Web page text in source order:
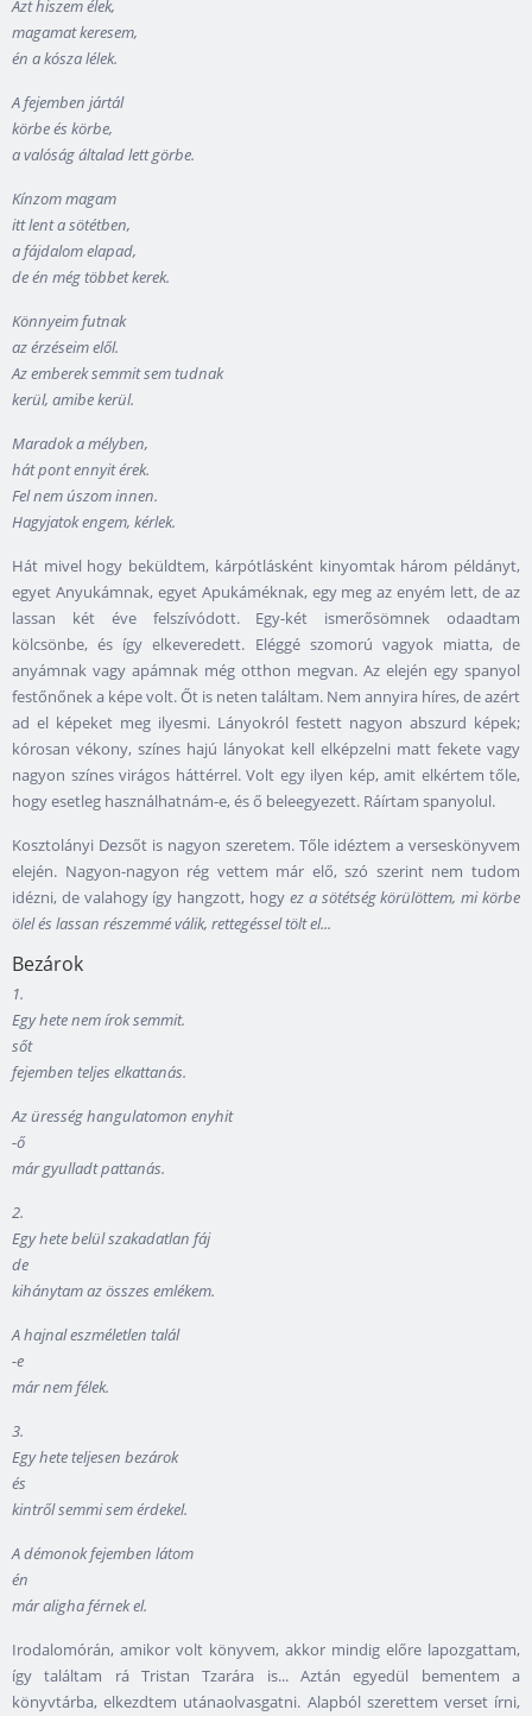
Azt hiszem élek,
magamat keresem,
én a kósza lélek.
A fejemben jártál
körbe és körbe,
a valóság általad lett görbe.
Kínzom magam
itt lent a sötétben,
a fájdalom elapad,
de én még többet kerek.
Könnyeim futnak
az érzéseim elől.
Az emberek semmit sem tudnak
kerül, amibe kerül.
Maradok a mélyben,
hát pont ennyit érek.
Fel nem úszom innen.
Hagyjatok engem, kérlek.
Hát mivel hogy beküldtem, kárpótlásként kinyomtak három példányt,
egyet Anyukámnak, egyet Apukáméknak, egy meg az enyém lett, de az
lassan két éve felszívódott. Egy-két ismerősömnek odaadtam
kölcsönbe, és így elkeveredett. Eléggé szomorú vagyok miatta, de
anyámnak vagy apámnak még otthon megvan. Az elején egy spanyol
festőnőnek a képe volt. Őt is neten találtam. Nem annyira híres, de azért
ad el képeket meg ilyesmi. Lányokról festett nagyon abszurd képek;
kórosan vékony, színes hajú lányokat kell elképzelni matt fekete vagy
nagyon színes virágos háttérrel. Volt egy ilyen kép, amit elkértem tőle,
hogy esetleg használhatnám-e, és ő beleegyezett. Ráírtam spanyolul.
Kosztolányi Dezsőt is nagyon szeretem. Tőle idéztem a verseskönyvem
elején. Nagyon-nagyon rég vettem már elő, szó szerint nem tudom
idézni, de valahogy így hangzott, hogy ez a sötétség körülöttem, mi körbe
ölel és lassan részemmé válik, rettegéssel tölt el...
Bezárok
1.
Egy hete nem írok semmit.
sőt
fejemben teljes elkattanás.
Az üresség hangulatomon enyhit
-ő
már gyulladt pattanás.
2.
Egy hete belül szakadatlan fáj
de
kihánytam az összes emlékem.
A hajnal eszméletlen talál
-e
már nem félek.
3.
Egy hete teljesen bezárok
és
kintről semmi sem érdekel.
A démonok fejemben látom
én
már aligha férnek el.
Irodalomórán, amikor volt könyvem, akkor mindig előre lapozgattam,
így találtam rá Tristan Tzarára is... Aztán egyedül bementem a
könyvtárba, elkezdtem utánaolvasgatni. Alapból szerettem verset írni,